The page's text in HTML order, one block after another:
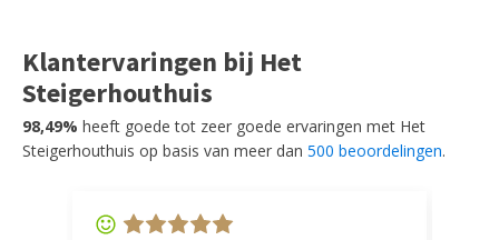
Klantervaringen bij Het
Steigerhouthuis
98,49% heeft goede tot zeer goede ervaringen met Het
Steigerhouthuis op basis van meer dan 500 beoordelingen.